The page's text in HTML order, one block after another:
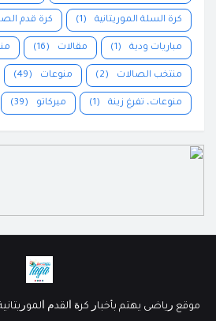
كرة السلة الموريتانية (1) كرة قدم
مباريات ودية (1) مقالات (16)
منتخب الصالات (2) منوعات (49)
منوعات، تفرغ زينة (1) ميركاتو (39)
ﻣﻮﻗﻊ ﺭﻳﺎﺿﻰ ﻳﻬﺘﻢ ﺑﺄﺧﺒﺎﺭ ﻛﺮﺓ ﺍﻟﻘﺪﻡ